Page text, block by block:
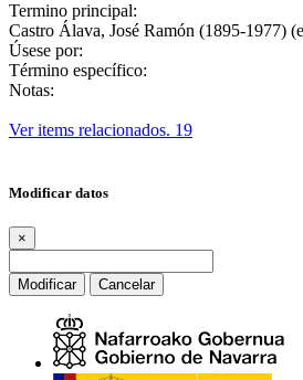
Termino principal:
Castro Álava, José Ramón (1895-1977)
Úsese por:
Término específico:
Notas:
Ver items relacionados. 19
Modificar datos
×
Modificar Cancelar